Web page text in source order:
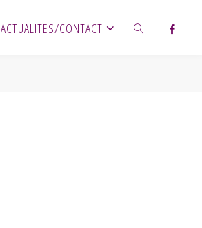
ACTUALITES/CONTACT